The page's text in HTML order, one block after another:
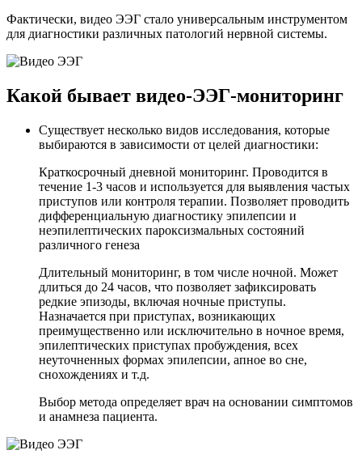
Фактически, видео ЭЭГ стало универсальным инструментом
для диагностики различных патологий нервной системы.
Какой бывает видео-ЭЭГ-мониторинг
Существует несколько видов исследования, которые
выбираются в зависимости от целей диагностики:
Краткосрочный дневной мониторинг. Проводится в
течение 1-3 часов и используется для выявления частых
приступов или контроля терапии. Позволяет проводить
дифференциальную диагностику эпилепсии и
неэпилептических пароксизмальных состояний
различного генеза
Длительный мониторинг, в том числе ночной. Может
длиться до 24 часов, что позволяет зафиксировать
редкие эпизоды, включая ночные приступы.
Назначается при приступах, возникающих
преимущественно или исключительно в ночное время,
эпилептических приступах пробуждения, всех
неуточненных формах эпилепсии, апное во сне,
снохождениях и т.д.
Выбор метода определяет врач на основании симптомов
и анамнеза пациента.